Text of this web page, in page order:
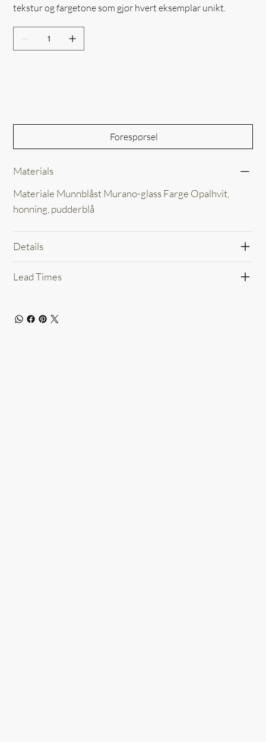
tekstur og fargetone som gjør hvert eksemplar unikt.
Forespørsel
Materials
Materiale Munnblåst Murano-glass Farge Opalhvit,
honning, pudderblå
Details
Lead Times